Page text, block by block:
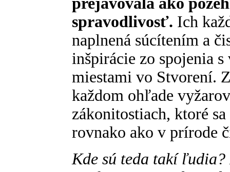
spravodlivosť. Ich
naplnená súcítením a
inšpirácie zo spojenia
miestami vo Stvorení.
každom ohľade
zákonitostiach, ktoré
rovnako ako v prírode
Kde sú teda takí ľudia?